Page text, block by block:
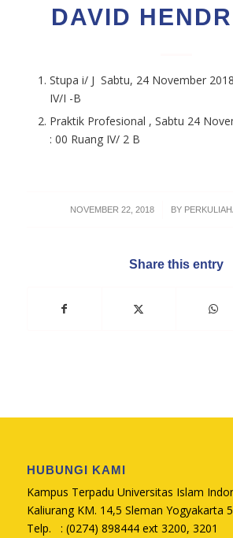
DAVID
Stupa i/ J Sabtu, 24 November
IV/I -B
Praktik Profesional , Sabtu 24
: 00 Ruang IV/ 2 B
NOVEMBER 22, 2018
/ BY
Share this entry
HUBUNGI KAMI
Kampus Terpadu Universitas Islam
Kaliurang KM. 14,5 Sleman Yogyakarta
Telp. : (0274) 898444 ext 3200, 3201